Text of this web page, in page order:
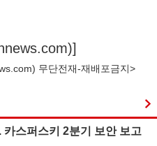
)]
) 무단전재-재배포금지>
스퍼스키 2분기 보안 보고